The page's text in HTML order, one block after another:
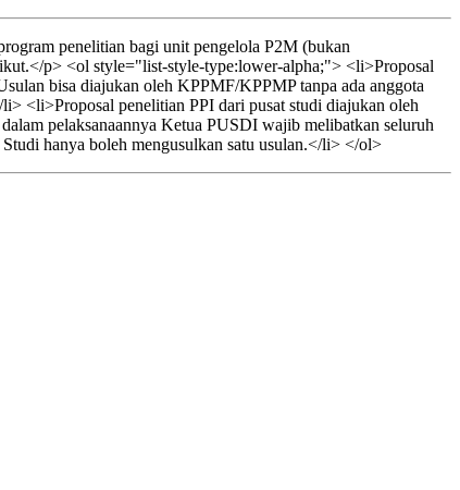
penelitian bagi unit pengelola P2M (bukan
p> <ol style="list-style-type:lower-alpha;"> <li>Proposal
bisa diajukan oleh KPPMF/KPPMP tanpa ada anggota
<li>Proposal penelitian PPI dari pusat studi diajukan oleh
pelaksanaannya Ketua PUSDI wajib melibatkan seluruh
hanya boleh mengusulkan satu usulan.</li> </ol>